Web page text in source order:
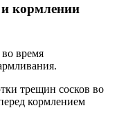
кормлении
время
трещин сосков во
кормлением